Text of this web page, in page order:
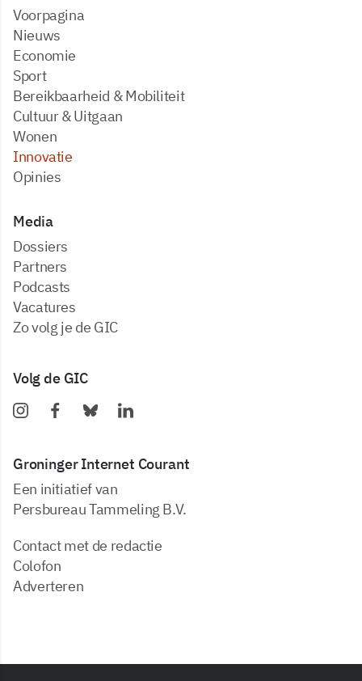
Voorpagina
Nieuws
Economie
Sport
Bereikbaarheid & Mobiliteit
Cultuur & Uitgaan
Wonen
Innovatie
Opinies
Media
dossiers
partners
podcasts
vacatures
zo volg je de GIC
Volg de GIC
Groninger Internet Courant
Een initiatief van
Persbureau Tammeling B.V.
Contact met de redactie
Colofon
Adverteren